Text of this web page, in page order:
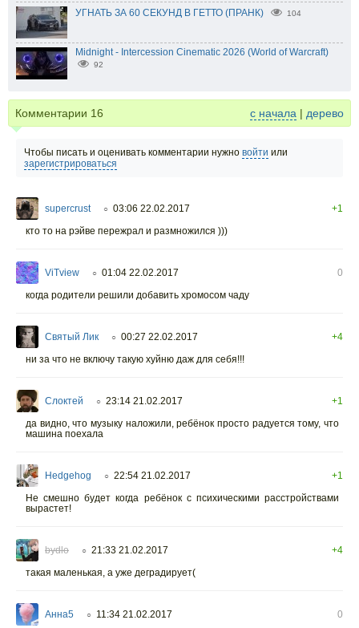
УГНАТЬ ЗА 60 СЕКУНД В ГЕТТО (ПРАНК) 104
Midnight - Intercession Cinematic 2026 (World of Warcraft)
92
Комментарии 16 с начала | дерево
Чтобы писать и оценивать комментарии нужно войти или
зарегистрироваться
supercrust ○ 03:06 22.02.2017
+1
кто то на рэйве пережрал и размножился )))
ViTview ○ 01:04 22.02.2017
0
когда родители решили добавить хромосом чаду
Святый Лик ○ 00:27 22.02.2017
+4
ни за что не включу такую хуйню даж для себя!!!
Слоктей ○ 23:14 21.02.2017
+1
да видно, что музыку наложили, ребёнок просто радуется тому, что
машина поехала
Hedgehog ○ 22:54 21.02.2017
+1
Не смешно будет когда ребёнок с психическими расстройствами
вырастет!
bydlo ○ 21:33 21.02.2017
+4
такая маленькая, а уже деградирует(
Анна5 ○ 11:34 21.02.2017
0